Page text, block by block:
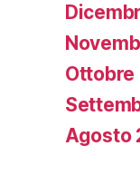
Ottobre
Agosto